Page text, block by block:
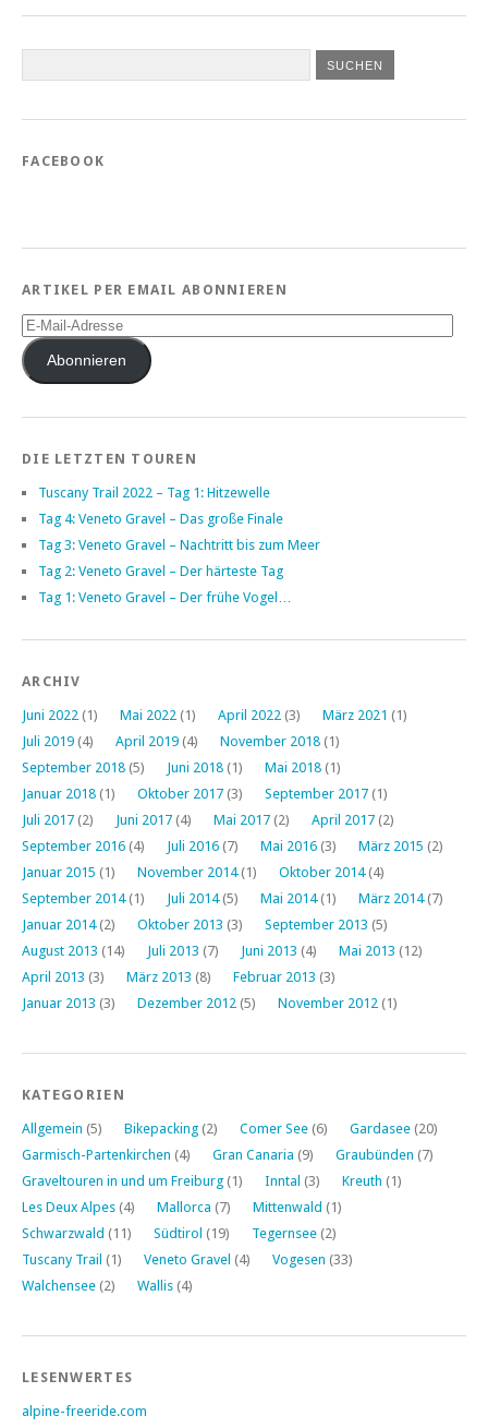
FACEBOOK
ARTIKEL PER EMAIL ABONNIEREN
E-
Mail-
AdresseAbonnieren
DIE LETZTEN TOUREN
Tuscany Trail 2022 – Tag 1: Hitzewelle
Tag 4: Veneto Gravel – Das große Finale
Tag 3: Veneto Gravel – Nachtritt bis zum Meer
Tag 2: Veneto Gravel – Der härteste Tag
Tag 1: Veneto Gravel – Der frühe Vogel…
ARCHIV
Juni 2022 (1) Mai 2022 (1) April 2022 (3) März 2021 (1)
Juli 2019 (4) April 2019 (4) November 2018 (1)
September 2018 (5) Juni 2018 (1) Mai 2018 (1)
Januar 2018 (1) Oktober 2017 (3) September 2017 (1)
Juli 2017 (2) Juni 2017 (4) Mai 2017 (2) April 2017 (2)
September 2016 (4) Juli 2016 (7) Mai 2016 (3) März 2015 (2)
Januar 2015 (1) November 2014(1) Oktober 2014(4)
September 2014(1) Juli 2014(5) Mai 2014(1) März 2014(7)
Januar 2014(2) Oktober 2013 (3) September 2013 (5)
August 2013 (14) Juli 2013 (7) Juni 2013 (4) Mai 2013 (12)
April 2013 (3) März 2013 (8) Februar 2013 (3)
Januar 2013 (3) Dezember 2012 (5) November 2012 (1)
KATEGORIEN
Allgemein (5) Bikepacking (2) Comer See (6) Gardasee (20)
Garmisch-Partenkirchen (4) Gran Canaria (9) Graubünden (7)
Graveltouren in und um Freiburg (1) Inntal (3) Kreuth (1)
Les Deux Alpes (4) Mallorca (7) Mittenwald (1)
Schwarzwald (11) Südtirol (19) Tegernsee (2)
Tuscany Trail (1) Veneto Gravel (4) Vogesen (33)
Walchensee (2) Wallis (4)
LESENWERTES
alpine-freeride.com